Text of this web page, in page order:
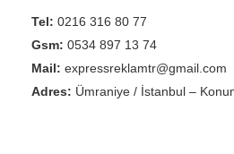
Tel: 0216 316 80 77
Gsm: 0534 897 13 74
Mail: expressreklamtr@gmail.com
Adres: Ümraniye / İstanbul –